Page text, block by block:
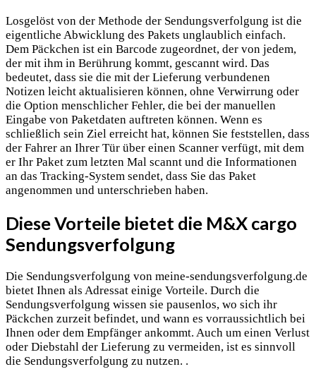
Losgelöst von der Methode der Sendungsverfolgung ist die
eigentliche Abwicklung des Pakets unglaublich einfach.
Dem Päckchen ist ein Barcode zugeordnet, der von jedem,
der mit ihm in Berührung kommt, gescannt wird. Das
bedeutet, dass sie die mit der Lieferung verbundenen
Notizen leicht aktualisieren können, ohne Verwirrung oder
die Option menschlicher Fehler, die bei der manuellen
Eingabe von Paketdaten auftreten können. Wenn es
schließlich sein Ziel erreicht hat, können Sie feststellen, dass
der Fahrer an Ihrer Tür über einen Scanner verfügt, mit dem
er Ihr Paket zum letzten Mal scannt und die Informationen
an das Tracking-System sendet, dass Sie das Paket
angenommen und unterschrieben haben.
Diese Vorteile bietet die M&X cargo
Sendungsverfolgung
Die Sendungsverfolgung von meine-sendungsverfolgung.de
bietet Ihnen als Adressat einige Vorteile. Durch die
Sendungsverfolgung wissen sie pausenlos, wo sich ihr
Päckchen zurzeit befindet, und wann es vorraussichtlich bei
Ihnen oder dem Empfänger ankommt. Auch um einen Verlust
oder Diebstahl der Lieferung zu vermeiden, ist es sinnvoll
die Sendungsverfolgung zu nutzen. .